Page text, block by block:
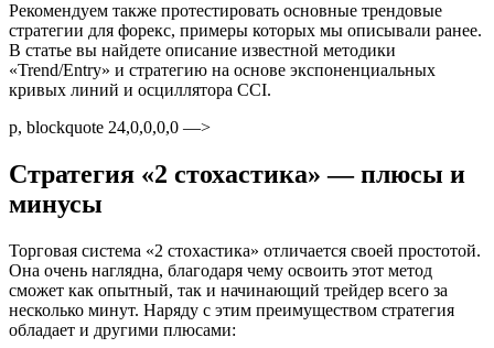
Рекомендуем также протестировать основные трендовые
стратегии для форекс, примеры которых мы описывали ранее.
В статье вы найдете описание известной методики
«Trend/Entry» и стратегию на основе экспоненциальных
кривых линий и осциллятора CCI.
p, blockquote 24,0,0,0,0 —>
Стратегия «2 стохастика» — плюсы и
минусы
Торговая система «2 стохастика» отличается своей простотой.
Она очень наглядна, благодаря чему освоить этот метод
сможет как опытный, так и начинающий трейдер всего за
несколько минут. Наряду с этим преимуществом стратегия
обладает и другими плюсами: